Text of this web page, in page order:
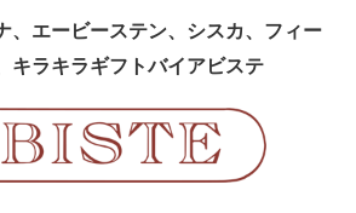
、エービーステン、シスカ、フィー
キラキラギフトバイアビステ